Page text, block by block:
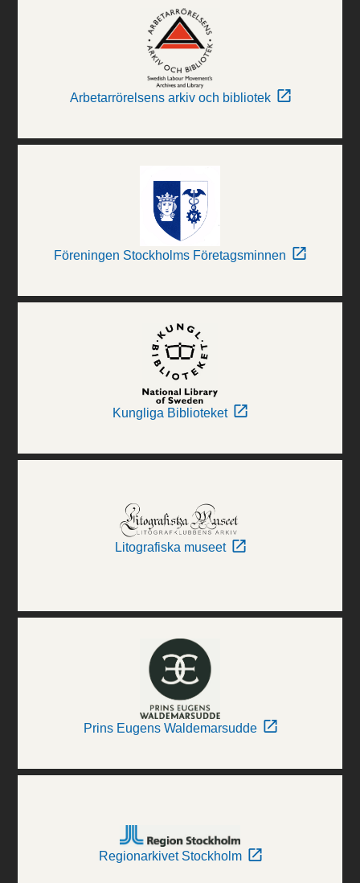
Arbetarrörelsens arkiv och bibliotek
Föreningen Stockholms Företagsminnen
Kungliga Biblioteket
Litografiska museet
Prins Eugens Waldemarsudde
Regionarkivet Stockholm